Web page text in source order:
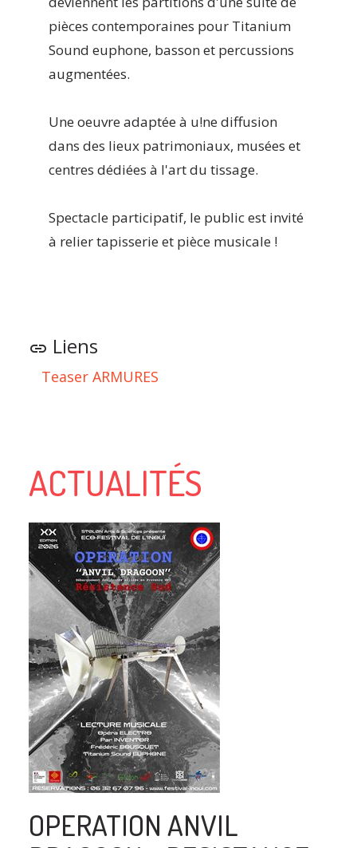
pièces contemporaines pour Titanium
Sound euphone, basson et percussions
augmentées.
Une oeuvre adaptée à u!ne diffusion
dans des lieux patrimoniaux, musées et
centres dédiées à l'art du tissage.
Spectacle participatif, le public est invité
à relier tapisserie et pièce musicale !
link Liens
Teaser ARMURES
ACTUALITÉS
OPERATION ANVIL